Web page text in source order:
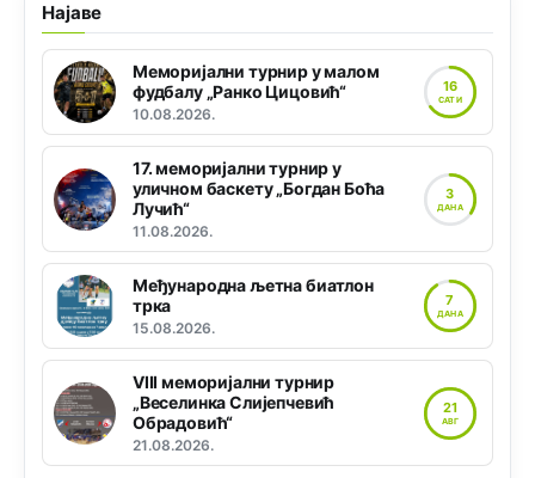
Најаве
Меморијални турнир у малом
фудбалу „Ранко Цицовић“
10.08.2026.
16
САТИ
17. меморијални турнир у
уличном баскету „Богдан Боћа
Лучић“
11.08.2026.
3
ДАНА
Међународна љетна биатлон
трка
15.08.2026.
7
ДАНА
VIII меморијални турнир
„Веселинка Слијепчевић
Обрадовић“
21.08.2026.
21
АВГ